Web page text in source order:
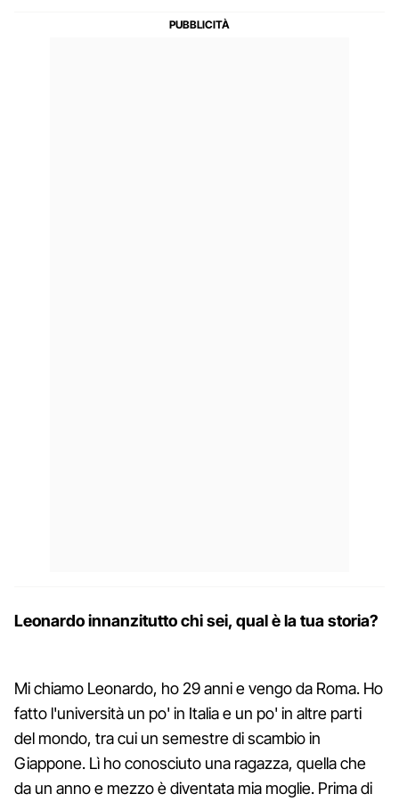
Leonardo innanzitutto chi sei, qual è la tua storia?
Mi chiamo Leonardo, ho 29 anni e vengo da Roma. Ho
fatto l'università un po' in Italia e un po' in altre parti
del mondo, tra cui un semestre di scambio in
Giappone. Lì ho conosciuto una ragazza, quella che
da un anno e mezzo è diventata mia moglie. Prima di